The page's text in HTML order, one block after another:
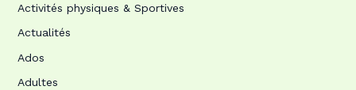
Activités physiques & Sportives
Actualités
Ados
Adultes